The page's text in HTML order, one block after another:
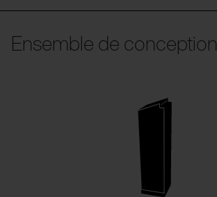
Ensemble de conception